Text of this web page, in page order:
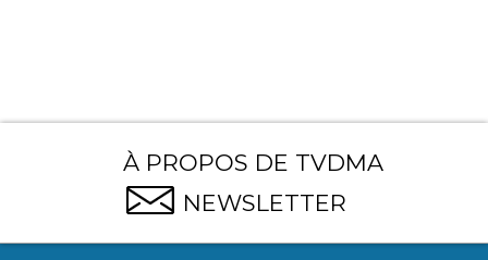
À PROPOS DE TVDMA
NEWSLETTER